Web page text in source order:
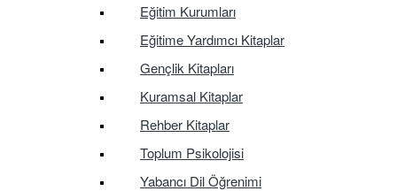
Eğitim Kurumları
Eğitime Yardımcı Kitaplar
Gençlik Kitapları
Kuramsal Kitaplar
Rehber Kitaplar
Toplum Psikolojisi
Yabancı Dil Öğrenimi